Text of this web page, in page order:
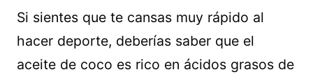
Si sientes que te cansas muy rápido al
hacer deporte, deberías saber que el
aceite de coco es rico en ácidos grasos de